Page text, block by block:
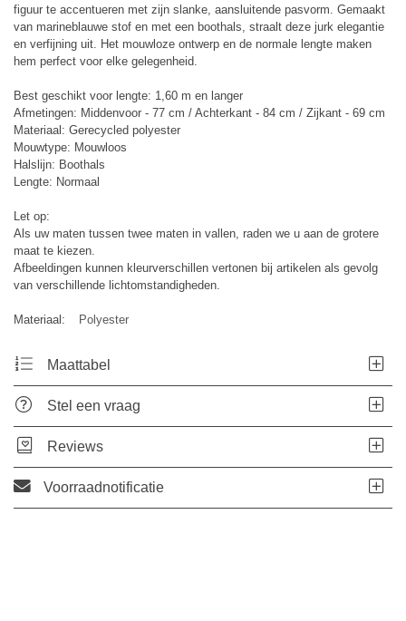
figuur te accentueren met zijn slanke, aansluitende pasvorm. Gemaakt
van marineblauwe stof en met een boothals, straalt deze jurk elegantie
en verfijning uit. Het mouwloze ontwerp en de normale lengte maken
hem perfect voor elke gelegenheid.
Best geschikt voor lengte: 1,60 m en langer
Afmetingen: Middenvoor - 77 cm / Achterkant - 84 cm / Zijkant - 69 cm
Materiaal: Gerecycled polyester
Mouwtype: Mouwloos
Halslijn: Boothals
Lengte: Normaal
Let op:
Als uw maten tussen twee maten in vallen, raden we u aan de grotere
maat te kiezen.
Afbeeldingen kunnen kleurverschillen vertonen bij artikelen als gevolg
van verschillende lichtomstandigheden.
Materiaal: Polyester
Maattabel
Stel een vraag
Reviews
Voorraadnotificatie